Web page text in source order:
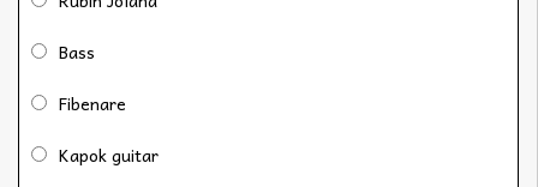
Bass
Fibenare
Kapok guitar